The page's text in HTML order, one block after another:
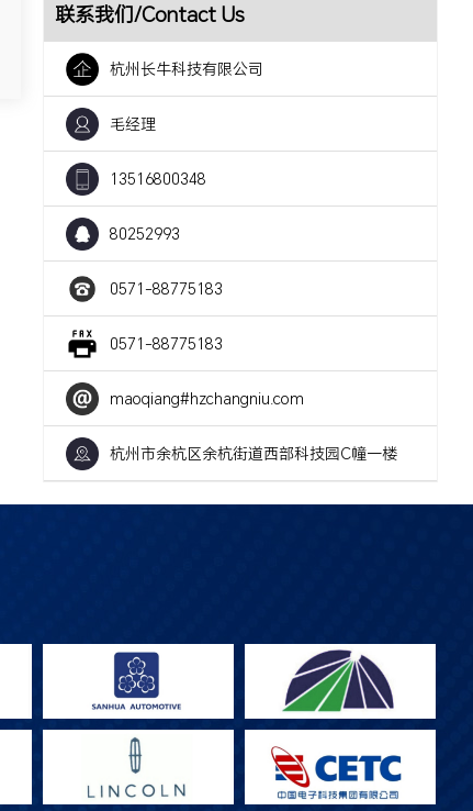
联系我们/Contact Us
杭州长牛科技有限公司
毛经理
13516800348
80252993
0571-88775183
0571-88775183
maoqiang#hzchangniu.com
杭州市余杭区余杭街道西部科技园C幢一楼